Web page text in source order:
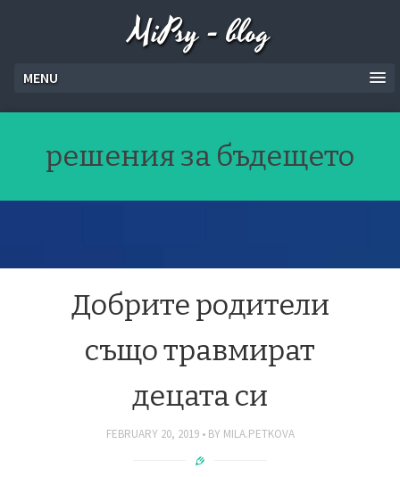
MiPsy - blog
MENU
решения за бъдещето
Добрите родители
също травмират
децата си
FEBRUARY 20, 2019 BY MILA.PETKOVA